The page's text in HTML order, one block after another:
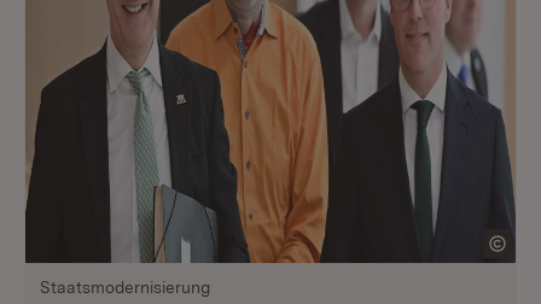
Staatsmodernisierung